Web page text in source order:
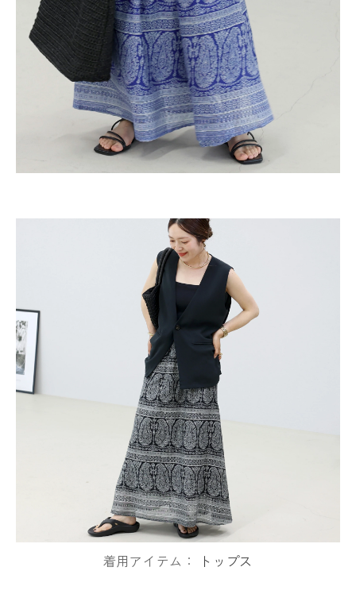
着用アイテム： トップス